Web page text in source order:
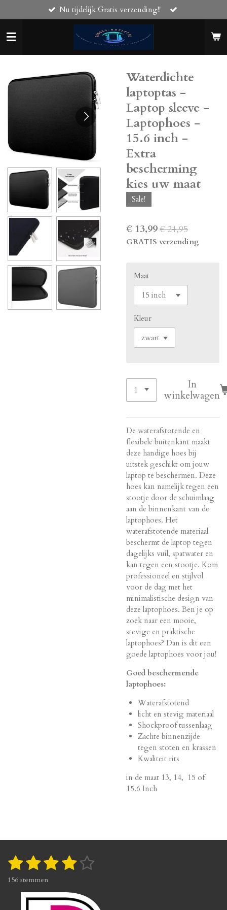
direct
naar
de
hoofdinhoud
Nu tijdelijk Gratis verzending!!
Waterdichte
laptoptas -
Laptop sleeve -
Laptophoes -
15.6 inch -
Extra
bescherming
kies uw maat
Sale!
€ 13,99€ 24,95
GRATIS verzending
Maat
Kleur
In
winkelwagen
De waterafstotende en
flexibele buitenkant maakt
deze handige hoes bij
uitstek geschikt om jouw
laptop te beschermen. Deze
hoes kan namelijk tegen een
stootje door de schuimlaag
aan de binnenkant van de
laptophoes. Het
waterafstotende materiaal
beschermt de laptop tegen
dagelijks vuil, spatwater en
kan tegen een stootje. Kom
professioneel en stijlvol
voor de dag met het
minimalistische design van
deze laptophoes. Ben je op
zoek naar een mooie,
stevige en praktische
laptophoes? Dan is dit een
goede laptophoes voor jou!
Goed beschermende
laptophoes:
Waterafstotend
licht en stevig materiaal
Shockproof tussenlaag
Zachte binnenzijde
tegen stoten en krassen
Kwaliteit rits
in de maat 13, 14, 15 of
15.6 Inch
R
t
1
s
2
s
t
3
s
t
4
t
5
t
S
e
156 stemmen